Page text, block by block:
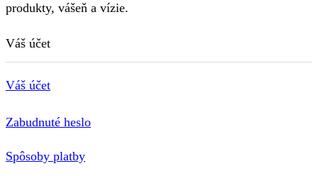
produkty, vášeň a vízie.
Váš účet
Váš účet
Zabudnuté heslo
Spôsoby platby